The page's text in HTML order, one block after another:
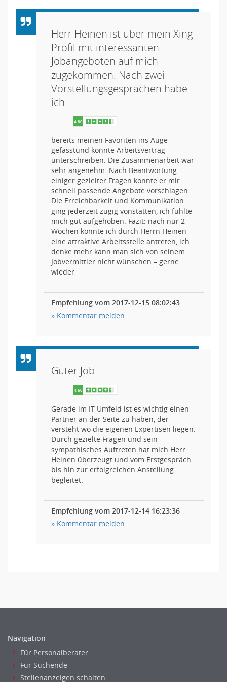
4.80
Herr Heinen ist über mein Xing-
Profil mit interessanten
Jobangeboten auf mich
zugekommen. Nach zwei
Vorstellungsgesprächen habe
ich...
bereits meinen Favoriten ins Auge
gefasstund konnte Arbeitsvertrag
unterschreiben. Die Zusammenarbeit war
sehr angenehm. Nach Beantwortung
einiger gezielter Fragen konnte er mir
schnell passende Angebote vorschlagen.
Die Erreichbarkeit und Kommunikation
ging jederzeit zügig vonstatten, ich fühlte
mich gut aufgehoben. Fazit: nach nur 2
Wochen konnte ich durch Herrn Heinen
eine attraktive Arbeitsstelle antreten, ich
denke mehr kann man sich von seinem
Jobvermittler nicht wünschen – gerne
wieder
Empfehlung vom 2017-12-15 08:02:43
» Kommentar melden
Guter Job
Gerade im IT Umfeld ist es wichtig einen
Partner an der Seite zu haben, der
versteht wo die eigenen Expertisen liegen.
Durch gezielte Fragen und sein
sympathisches Auftreten hat mich Herr
Heinen überzeugt und vom Erstgespräch
bis hin zur erfolgreichen Anstellung
begleitet.
Empfehlung vom 2017-12-14 16:23:36
» Kommentar melden
Navigation
Für Personalberater
Für Suchende
Stellenanzeigen schalten